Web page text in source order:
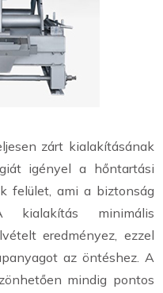
zárt kialakításának
igényel a hőntartási
felület, ami a biztonság
kialakítás minimális
eredményez, ezzel
az öntéshez. A
mindig pontos